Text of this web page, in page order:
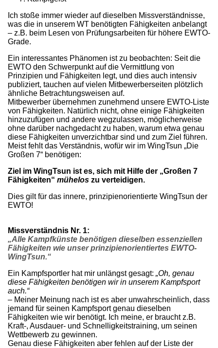
Ich stoße immer wieder auf dieselben Missverständnisse,
was die in unserem WT benötigten Fähigkeiten anbelangt
– z.B. beim Lesen von Prüfungsarbeiten für höhere EWTO-
Grade.
Ein interessantes Phänomen ist zu beobachten: Seit die
EWTO den Schwerpunkt auf die Vermittlung von
Prinzipien und Fähigkeiten legt, und dies auch intensiv
publiziert, tauchen auf vielen Mitbewerberseiten plötzlich
ähnliche Betrachtungsweisen auf.
Mitbewerber übernehmen zunehmend unsere EWTO-Liste
von Fähigkeiten. Natürlich nicht, ohne einige Fähigkeiten
hinzuzufügen und andere wegzulassen, möglicherweise
ohne darüber nachgedacht zu haben, warum etwa genau
diese Fähigkeiten unverzichtbar sind und zum Ziel führen.
Meist fehlt das Verständnis, wofür wir im WingTsun „Die
Großen 7“ benötigen:
Ziel im WingTsun ist es, sich mit Hilfe der „Großen 7
Fähigkeiten“ mühelos zu verteidigen.
Dies gilt für das innere, prinzipienorientierte WingTsun der
EWTO!
Missverständnis Nr. 1:
„Alle Kampfkünste benötigen dieselben essenziellen
Fähigkeiten wie unser prinzipienorientiertes EWTO-
WingTsun.“
Ein Kampfsportler hat mir unlängst gesagt: „Oh, genau
diese Fähigkeiten benötigen wir in unserem Kampfsport
auch.“
– Meiner Meinung nach ist es aber unwahrscheinlich, dass
jemand für seinen Kampfsport genau dieselben
Fähigkeiten wie wir benötigt. Ich meine, er braucht z.B.
Kraft-, Ausdauer- und Schnelligkeitstraining, um seinen
Wettbewerb zu gewinnen.
Genau diese Fähigkeiten aber fehlen auf der Liste der